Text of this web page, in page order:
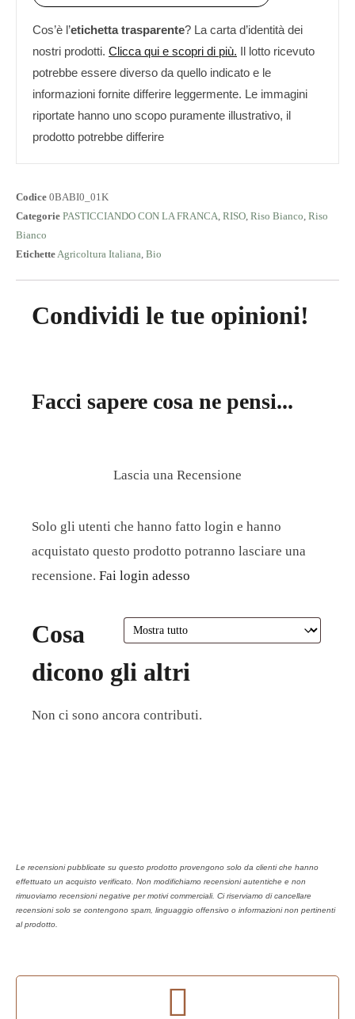
Cos’è l’etichetta trasparente? La carta d’identità dei
nostri prodotti. Clicca qui e scopri di più. Il lotto ricevuto
potrebbe essere diverso da quello indicato e le
informazioni fornite differire leggermente. Le immagini
riportate hanno uno scopo puramente illustrativo, il
prodotto potrebbe differire
Codice 0BABI0_01K
Categorie PASTICCIANDO CON LA FRANCA RISO Riso Bianco Riso
Bianco
Etichette Agricoltura Italiana Bio
Condividi le tue opinioni!
Facci sapere cosa ne pensi...
Lascia una Recensione
Solo gli utenti che hanno fatto login e hanno
acquistato questo prodotto potranno lasciare una
recensione. Fai login adesso
Cosa
dicono gli altri
Non ci sono ancora contributi.
Le recensioni pubblicate su questo prodotto provengono solo da clienti che hanno
effettuato un acquisto verificato. Non modifichiamo recensioni autentiche e non
rimuoviamo recensioni negative per motivi commerciali. Ci riserviamo di cancellare
recensioni solo se contengono spam, linguaggio offensivo o informazioni non pertinenti
al prodotto.